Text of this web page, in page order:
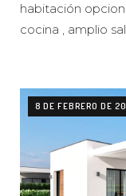
habitación
cocina , amplio
8 DE FEBRERO DE